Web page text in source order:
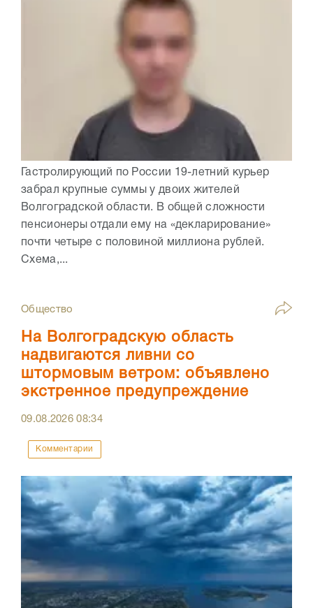
Гастролирующий по России 19-летний курьер
забрал крупные суммы у двоих жителей
Волгоградской области. В общей сложности
пенсионеры отдали ему на «декларирование»
почти четыре с половиной миллиона рублей.
Схема,...
Общество
На Волгоградскую область
надвигаются ливни со
штормовым ветром: объявлено
экстренное предупреждение
09.08.202608:34
Комментарии